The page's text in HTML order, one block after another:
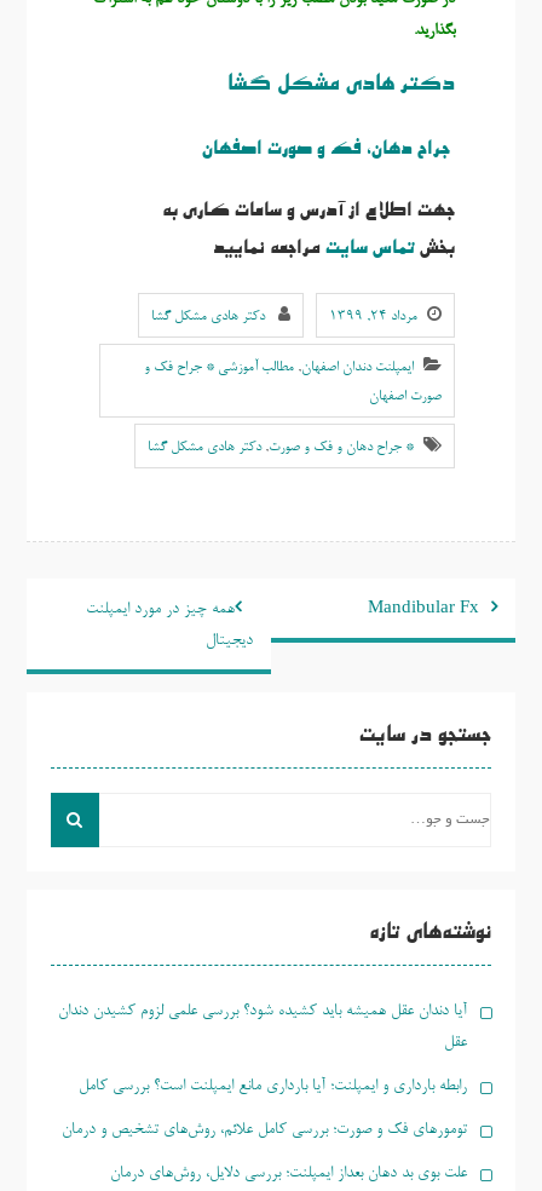
بگذارید.
دکتر هادی مشکل گشا
جراح دهان، فک و صورت اصفهان
جهت اطلاع از آدرس و ساعات کاری به
بخشتماس سایتمراجعه نمایید
مرداد ۲۴, ۱۳۹۹ دکتر هادی مشکل گشا
ایمپلنت دندان اصفهان, مطالب آموزشی * جراح فک و
صورت اصفهان
* جراح دهان و فک و صورت,دکتر هادی مشکل گشا
راهبری
نوشته
همه چیز در مورد ایمپلنت
دیجیتال
Mandibular Fx
جستجو در سایت
نوشته‌های تازه
آیا دندان عقل همیشه باید کشیده شود؟ بررسی علمی لزوم کشیدن دندان
عقل
رابطه بارداری و ایمپلنت؛ آیا بارداری مانع ایمپلنت است؟ بررسی کامل
تومورهای فک و صورت؛ بررسی کامل علائم، روش‌های تشخیص و درمان
علت بوی بد دهان بعداز ایمپلنت؛ بررسی دلایل، روش‌های درمان